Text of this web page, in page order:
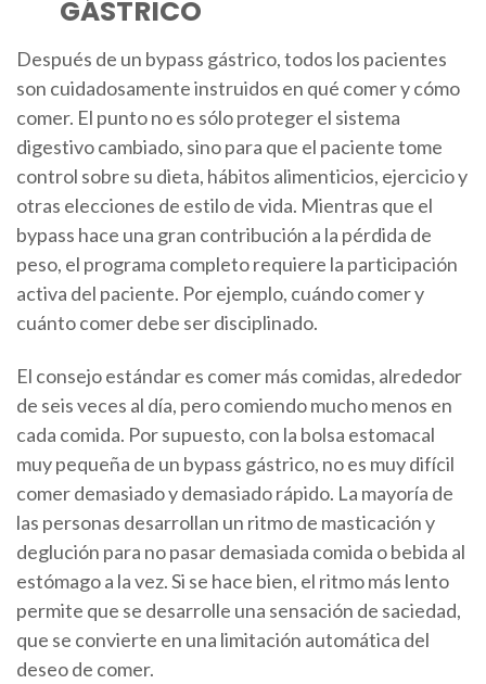
GÁSTRICO
Después de un bypass gástrico, todos los pacientes
son cuidadosamente instruidos en qué comer y cómo
comer. El punto no es sólo proteger el sistema
digestivo cambiado, sino para que el paciente tome
control sobre su dieta, hábitos alimenticios, ejercicio y
otras elecciones de estilo de vida. Mientras que el
bypass hace una gran contribución a la pérdida de
peso, el programa completo requiere la participación
activa del paciente. Por ejemplo, cuándo comer y
cuánto comer debe ser disciplinado.
El consejo estándar es comer más comidas, alrededor
de seis veces al día, pero comiendo mucho menos en
cada comida. Por supuesto, con la bolsa estomacal
muy pequeña de un bypass gástrico, no es muy difícil
comer demasiado y demasiado rápido. La mayoría de
las personas desarrollan un ritmo de masticación y
deglución para no pasar demasiada comida o bebida al
estómago a la vez. Si se hace bien, el ritmo más lento
permite que se desarrolle una sensación de saciedad,
que se convierte en una limitación automática del
deseo de comer.